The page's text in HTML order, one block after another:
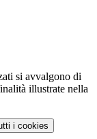
si avvalgono di
illustrate nella
i cookies